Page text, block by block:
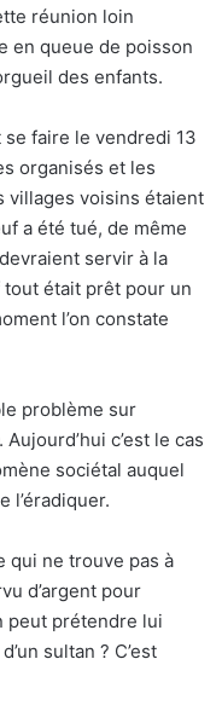
réunion loin
en queue de poisson
des enfants.
se faire le vendredi 13
organisés et les
villages voisins étaient
a été tué, de même
servir à la
tout était prêt pour un
l’on constate
problème sur
c’est le cas
sociétal auquel
l’éradiquer.
qui ne trouve pas à
d’argent pour
peut prétendre lui
sultan ? C’est